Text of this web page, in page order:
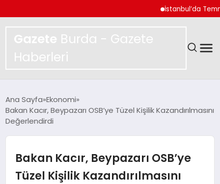
İstanbul’da Temmuz
Gazete Burda - Gazete
Haberleri
SPOR
Ana Sayfa Ekonomi
Bakan Kacır, Beypazarı OSB’ye Tüzel Kişilik Kazandırılmasını
Değerlendirdi
Bakan Kacır, Beypazarı OSB’ye
Tüzel Kişilik Kazandırılmasını